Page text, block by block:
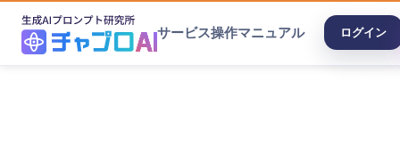
サービス操作マニュアル ログイン